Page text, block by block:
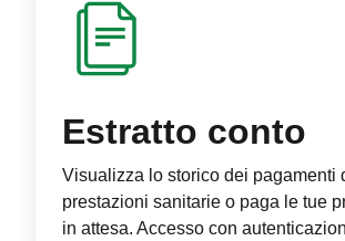
Estratto conto
Visualizza lo storico dei pagamenti
prestazioni sanitarie o paga le tue
in attesa. Accesso con